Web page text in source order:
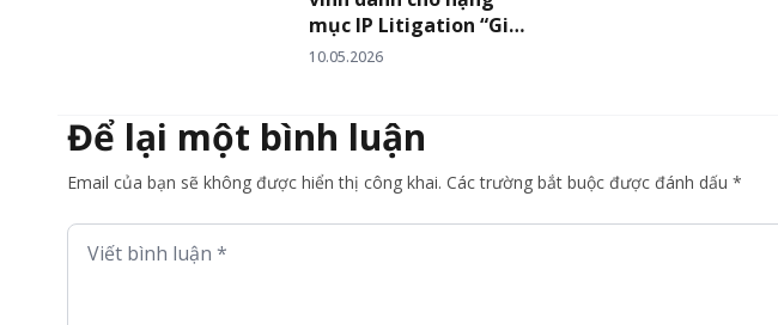
mục IP Litigation “Giải
quyết tranh chấp Sở
của Asia Business Law
Journal
10.05.2026
Để lại một bình luận
Email của bạn sẽ không được hiển thị công khai. Các trường bắt buộc được đánh dấu *
Viết bình luận *